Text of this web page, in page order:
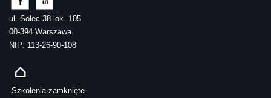
ul. Solec 38 lok. 105
00-394 Warszawa
NIP: 113-26-90-108
Szkolenia zamknięte